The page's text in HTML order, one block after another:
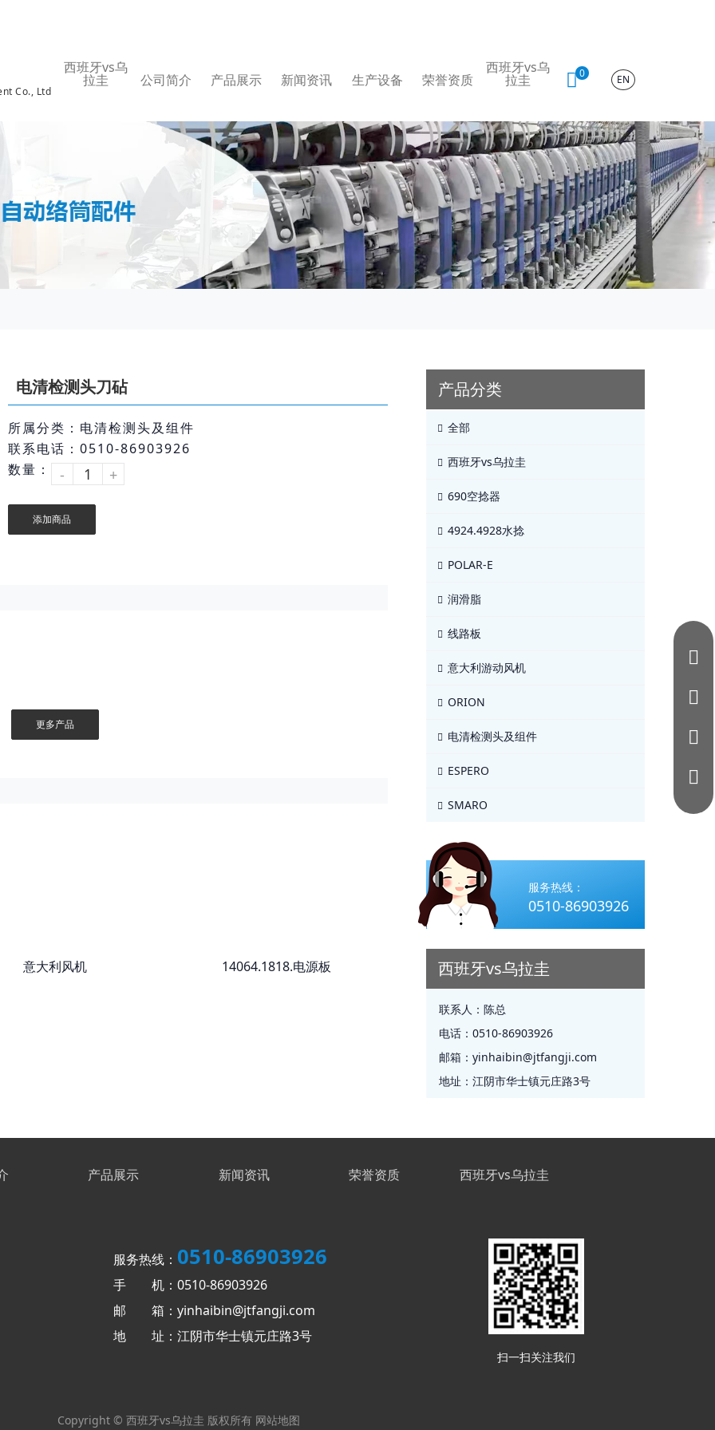
Co., Ltd
西班牙vs乌
拉圭 公司简介 产品展示 新闻资讯 生产设备 荣誉资质
西班牙vs乌
拉圭 0 EN
电清检测头刀砧
所属分类：电清检测头及组件
联系电话：0510-86903926
数量：
- +
添加商品
更多产品
意大利风机 14064.1818.电源板
产品分类
全部
西班牙vs乌拉圭
690空捻器
4924.4928水捻
POLAR-E
润滑脂
线路板
意大利游动风机
ORION
电清检测头及组件
ESPERO
SMARO
服务热线：
0510-86903926
西班牙vs乌拉圭
联系人： 陈总
电话： 0510-86903926
邮箱： yinhaibin@jtfangji.com
地址： 江阴市华士镇元庄路3号
产品展示 新闻资讯 荣誉资质 西班牙vs乌拉圭
服务热线： 0510-86903926
手 机：0510-86903926
邮 箱：yinhaibin@jtfangji.com
地 址：江阴市华士镇元庄路3号
扫一扫关注我们
Copyright © 西班牙vs乌拉圭 版权所有 网站地图